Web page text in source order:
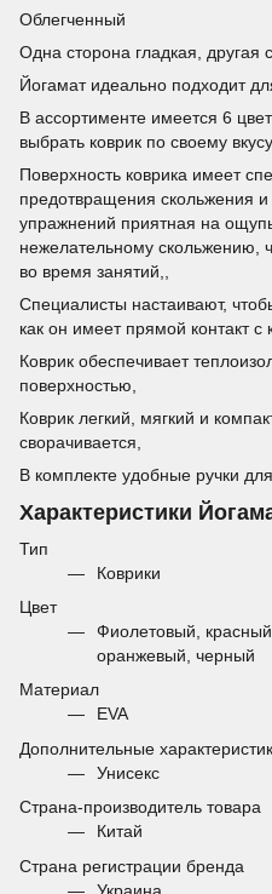
Облегченный
Одна сторона гладкая, другая
Йогамат идеально подходит
В ассортименте имеется 6
выбрать коврик по своему вкусу,
Поверхность коврика имеет
предотвращения скольжения
упражнений приятная на
нежелательному скольжению,
во время занятий,,
Специалисты настаивают,
как он имеет прямой контакт с
Коврик обеспечивает
поверхностью,
Коврик легкий, мягкий и
сворачивается,
В комплекте удобные ручки
Характеристики
Тип
Коврики
Цвет
Фиолетовый,
оранжевый, черный
Материал
EVA
Дополнительные
Унисекс
Страна-производитель товара
Китай
Страна регистрации бренда
Украина